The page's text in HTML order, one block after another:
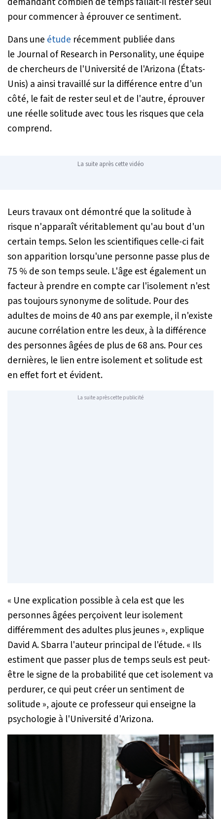
pour commencer à éprouver ce sentiment.
Dans une étude récemment publiée dans
le Journal of Research in Personality, une équipe
de chercheurs de l'Université de l'Arizona (États-
Unis) a ainsi travaillé sur la différence entre d'un
côté, le fait de rester seul et de l'autre, éprouver
une réelle solitude avec tous les risques que cela
comprend.
La suite après cette vidéo
Leurs travaux ont démontré que la solitude à
risque n'apparaît véritablement qu'au bout d'un
certain temps. Selon les scientifiques celle-ci fait
son apparition lorsqu'une personne passe plus de
75 % de son temps seule. L'âge est également un
facteur à prendre en compte car l'isolement n'est
pas toujours synonyme de solitude. Pour des
adultes de moins de 40 ans par exemple, il n'existe
aucune corrélation entre les deux, à la différence
des personnes âgées de plus de 68 ans. Pour ces
dernières, le lien entre isolement et solitude est
en effet fort et évident.
La suite après cette publicité
« Une explication possible à cela est que les
personnes âgées perçoivent leur isolement
différemment des adultes plus jeunes», explique
David A. Sbarra l'auteur principal de l'étude. « Ils
estiment que passer plus de temps seuls est peut-
être le signe de la probabilité que cet isolement va
perdurer, ce qui peut créer un sentiment de
solitude », ajoute ce professeur qui enseigne la
psychologie à l'Université d'Arizona.